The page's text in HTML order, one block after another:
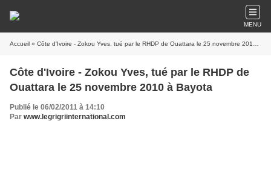
MENU
Accueil » Côte d'Ivoire - Zokou Yves, tué par le RHDP de Ouattara le 25 novembre 2010 à Bayota
Côte d'Ivoire - Zokou Yves, tué par le RHDP de
Ouattara le 25 novembre 2010 à Bayota
Publié le 06/02/2011 à 14:10
Par www.legrigriinternational.com